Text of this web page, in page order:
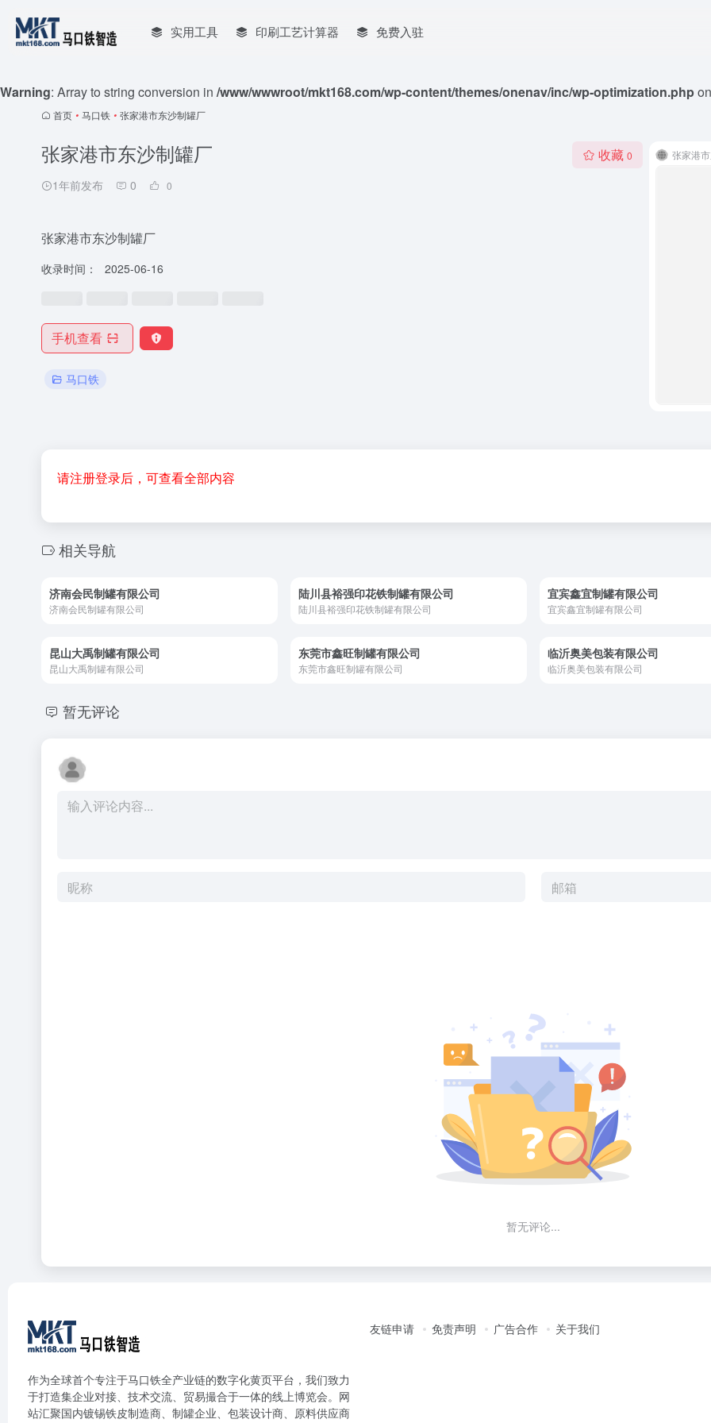
Warning: Array to string conversion in /www/wwwroot/mkt168.com/wp-content/themes/onenav/inc/wp-optimization.php
实用工具 印刷工艺计算器 免费入驻
首页 • 马口铁 • 张家港市东沙制罐厂
张家港市东沙制罐厂
1年前发布 0 0
收藏 0
张家港市东沙制罐厂
收录时间： 2025-06-16
手机查看
马口铁
张家港
请注册登录后，可查看全部内容
相关导航
济南会民制罐有限公司
济南会民制罐有限公司
陆川县裕强印花铁制罐有限公司
陆川县裕强印花铁制罐有限公司
宜宾鑫宜制罐有限公司
宜宾鑫宜制罐有限公司
昆山大禹制罐有限公司
昆山大禹制罐有限公司
东莞市鑫旺制罐有限公司
东莞市鑫旺制罐有限公司
临沂奥美包装有限公司
临沂奥美包装有限公司
暂无评论
暂无评论...
作为全球首个专注于马口铁全产业链的数字化黄页平台，我们致力
于打造集企业对接、技术交流、贸易撮合于一体的线上博览会。网
站汇聚国内镀锡铁皮制造商、制罐企业、包装设计商、原料供应商
友链申请 免责声明 广告合作 关于我们